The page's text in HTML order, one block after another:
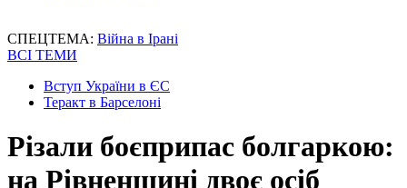
СПЕЦТЕМА: Війна в Ірані
ВСІ ТЕМИ
Вступ України в ЄС
Теракт в Барселоні
Різали боєприпас болгаркою:
на Рівненщині двоє осіб